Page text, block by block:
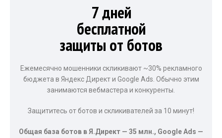
7 дней
бесплатной
защиты от ботов
Ежемесячно мошенники скликивают ~30% рекламного
бюджета в Яндекс Директ и Google Ads. Обычно этим
занимаются вебмастера и конкуренты.
Защититесь от ботов и скликивателей за 10 минут!
Общая база ботов в Я.Директ — 35 млн., Google Ads —